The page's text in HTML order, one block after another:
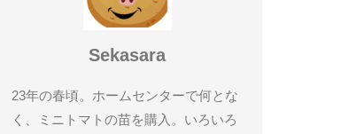
Sekasara
23年の春頃。ホームセンターで何とな
く、ミニトマトの苗を購入。いろいろ